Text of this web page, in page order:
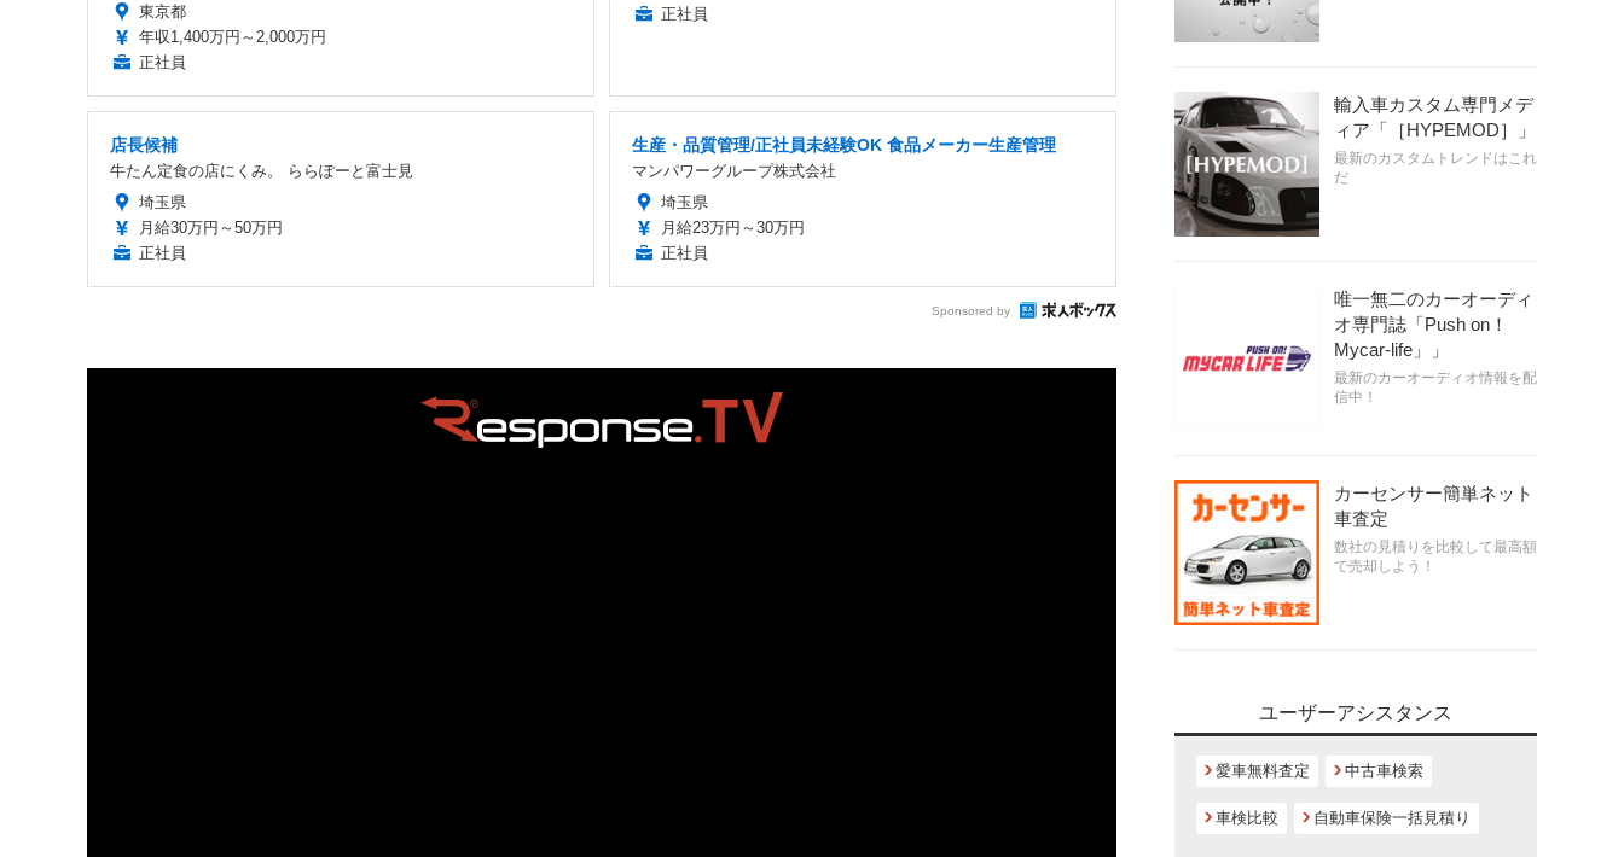
東京都
年収1,400万円～2,000万円
正社員
正社員
店長候補
牛たん定食の店にくみ。 ららぽーと富士見
埼玉県
月給30万円～50万円
正社員
生産・品質管理/正社員未経験OK 食品メーカー生産管理
マンパワーグループ株式会社
埼玉県
月給23万円～30万円
正社員
Sponsored by
輸入車カスタム専門メデ
ィア「［HYPEMOD］」
最新のカスタムトレンドはこれ
だ
唯一無二のカーオーディ
オ専門誌「Push on！
Mycar-life」」
最新のカーオーディオ情報を配
信中！
カーセンサー簡単ネット
車査定
数社の見積りを比較して最高額
で売却しよう！
ユーザーアシスタンス
愛車無料査定 中古車検索
車検比較 自動車保険一括見積り